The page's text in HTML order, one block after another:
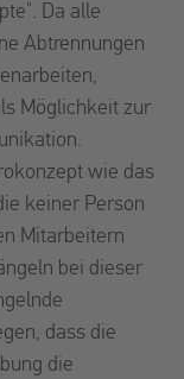
Da alle
Abtrennungen
Möglichkeit zur
wie das
keiner Person
Mitarbeitern
bei dieser
dass die
die